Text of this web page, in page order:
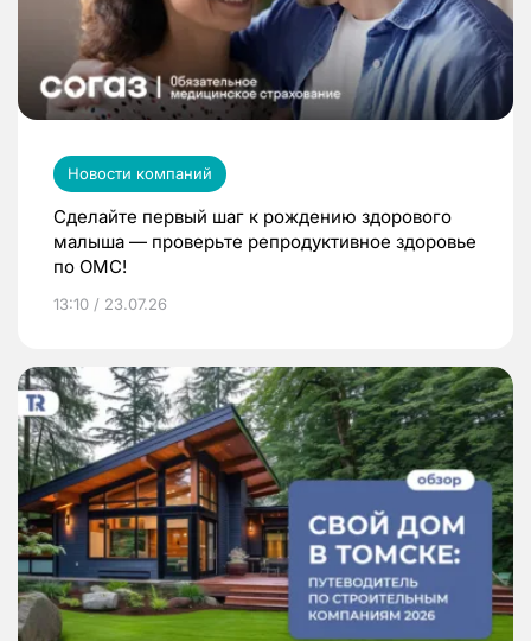
Новости компаний
Сделайте первый шаг к рождению здорового
малыша — проверьте репродуктивное здоровье
по ОМС!
13:10 / 23.07.26